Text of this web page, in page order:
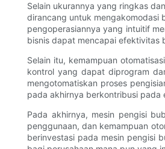
Selain ukurannya yang ringkas
dirancang untuk mengakomodasi
pengoperasiannya yang intuitif
bisnis dapat mencapai efektivitas
Selain itu, kemampuan
kontrol yang dapat diprogram
mengotomatiskan proses
pada akhirnya berkontribusi pada
Pada akhirnya, mesin pengisi
penggunaan, dan kemampuan
berinvestasi pada mesin pengisi